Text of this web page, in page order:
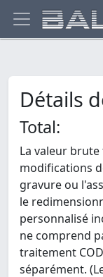
Détails
Total:
La valeur
modifications
gravure ou
le
personnalisé
ne comprend
traitement
séparément.